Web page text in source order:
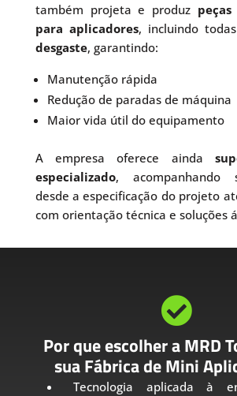
também projeta e produz
para aplicadores, incluindo
desgaste, garantindo:
Manutenção rápida
Redução de paradas de máquina
Maior vida útil do equipamento
A empresa oferece ainda
especializado, acompanhando
desde a especificação do projeto
com orientação técnica e soluções

Por que escolher a MRD
sua Fábrica de Mini
Tecnologia aplicada à